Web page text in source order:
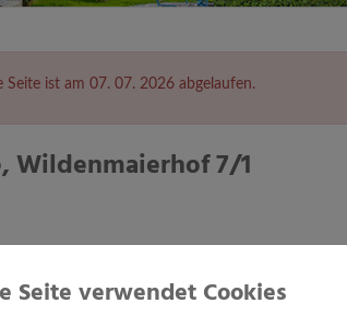
Seite ist am 07. 07. 2026 abgelaufen.
Wildenmaierhof 7/1
Seite verwendet Cookies